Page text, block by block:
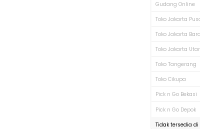
Gudang Online
Toko Jakarta
Toko Jakarta
Toko Jakarta
Toko Tangerang
Toko Cikupa
Pick n Go Bekasi
Pick n Go Depok
Tidak tersedia